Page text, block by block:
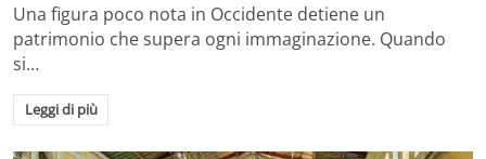
Una figura poco nota in Occidente detiene un
patrimonio che supera ogni immaginazione. Quando
si…
Leggi di più